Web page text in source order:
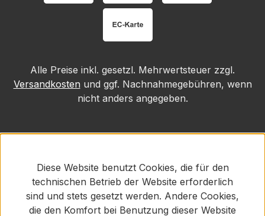
Alle Preise inkl. gesetzl. Mehrwertsteuer zzgl.
Versandkosten und ggf. Nachnahmegebühren, wenn
nicht anders angegeben.
Diese Website benutzt Cookies, die für den
technischen Betrieb der Website erforderlich
sind und stets gesetzt werden. Andere Cookies,
die den Komfort bei Benutzung dieser Website